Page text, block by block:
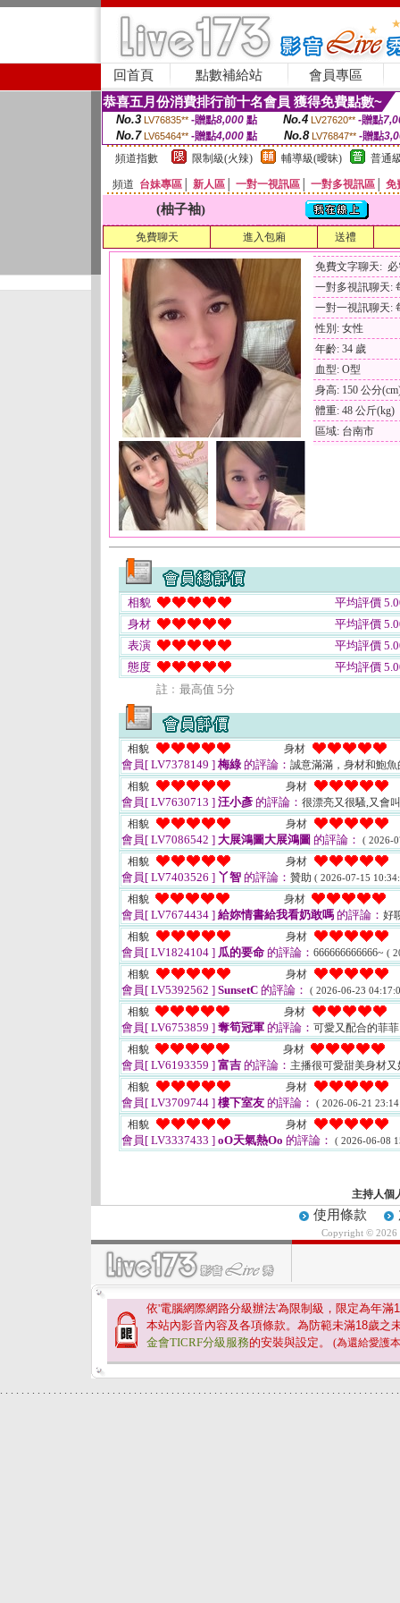
回首頁 點數補給站 會員專區
恭喜五月份消費排行前十名會員 獲得免費點數~
No.3 LV76835** -贈點8,000點 No.4 LV27620** -贈點
No.7 LV65464** -贈點4,000 點 No.8 LV76847** -贈點
頻道指數
限制級(火辣) 輔導級(曖昧) 普通
頻道 台妹專區 新人區 一對一視訊區 一對多視訊區 免
(柚子袖)
免費聊天 進入包廂 送禮
免費文字聊天:
一對多視訊聊天:
一對一視訊聊天:
性別: 女性
年齡: 34 歲
血型: O型
身高: 150 公分
體重: 48 公斤(kg)
區域: 台南市
相貌
平均評價
身材
平均評價
表演
平均評價
態度
平均評價
註﹕最高值 5分
相貌 身材
會員[ LV7378149 ] 梅綠 的評論： 誠意滿滿，身材和鮑
相貌
身材
會員[ LV7630713 ] 汪小彥 的評論： 很漂亮又很騷,又會
相貌
身材
會員[ LV7086542 ] 大展鴻圖大展鴻圖 的評論： ( 2026-
相貌 身材
會員[ LV7403526 ] 丫智 的評論： 贊助 ( 2026-07-15
相貌 身材
會員[ LV7674434 ] 給妳情書給我看奶敢嗎 的評論： 好
相貌
身材
會員[ LV1824104 ] 瓜的要命 的評論： 666666666666~ (
相貌 身材
會員[ LV5392562 ] SunsetC 的評論： ( 2026-06-23
相貌 身材
會員[ LV6753859 ] 奪筍冠軍 的評論： 可愛又配合的菲
相貌
身材
會員[ LV6193359 ] 富吉 的評論： 主播很可愛甜美身材
相貌
身材
會員[ LV3709744 ] 樓下室友 的評論： ( 2026-06-21
相貌 身材
會員[ LV3337433 ] oO天氣熱Oo 的評論： ( 2026-06-08
主持人個
使用條款
Copyright ©
依'電腦網際網路分級辦法'為限制級，限定為年滿
本站內影音內容及各項條款。為防範未滿18歲之
金會TICRF分級服務的安裝與設定。 (為還給愛護
. . . . . . . . . . . . . . . . . . . . . . . . . . . . . . . . . . . . . . . . . . . . . . . . . . . . . . . . . . . . . . . . . . . . . . . . . . .